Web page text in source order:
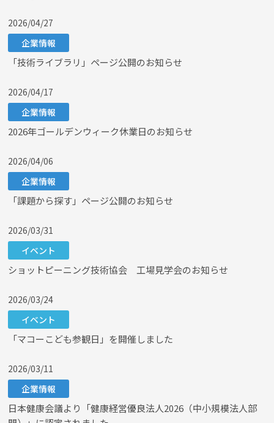
2026/04/27
企業情報
「技術ライブラリ」ページ公開のお知らせ
2026/04/17
企業情報
2026年ゴールデンウィーク休業日のお知らせ
2026/04/06
企業情報
「課題から探す」ページ公開のお知らせ
2026/03/31
イベント
ショットピーニング技術協会 工場見学会のお知らせ
2026/03/24
イベント
「マコーこども参観日」を開催しました
2026/03/11
企業情報
日本健康会議より「健康経営優良法人2026（中小規模法人部